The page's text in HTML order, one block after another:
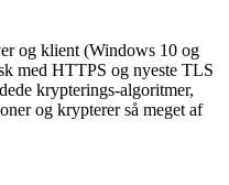
og klient (Windows 10 og
med HTTPS og nyeste TLS
krypterings-algoritmer,
og krypterer så meget af